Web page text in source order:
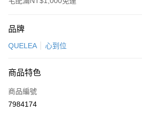
信用卡一次付款
3 期 0 利率 每期
合作金庫商業銀行
上海商業儲蓄銀行
合作金庫商業銀行
LINE Pay
品牌
QUELEA 心到位
商品特色
商品編號
7984174